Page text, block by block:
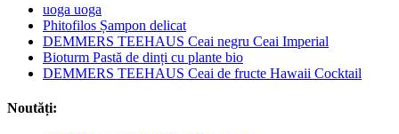
uoga uoga
Phitofilos Șampon delicat
DEMMERS TEEHAUS Ceai negru Ceai Imperial
Bioturm Pastă de dinți cu plante bio
DEMMERS TEEHAUS Ceai de fructe Hawaii Cocktail
Noutăți: